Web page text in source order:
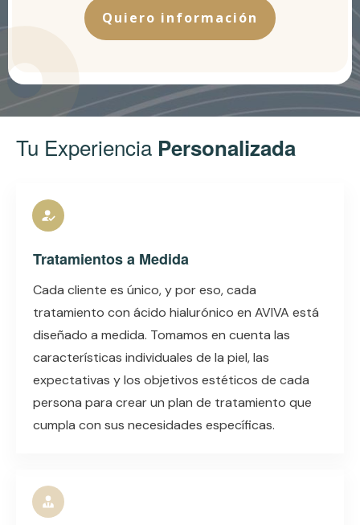
Quiero información
Tu Experiencia Personalizada
Tratamientos a Medida
Cada cliente es único, y por eso, cada
tratamiento con ácido hialurónico en AVIVA está
diseñado a medida. Tomamos en cuenta las
características individuales de la piel, las
expectativas y los objetivos estéticos de cada
persona para crear un plan de tratamiento que
cumpla con sus necesidades específicas.